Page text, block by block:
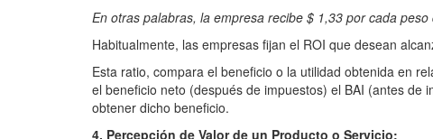
En otras palabras, la empresa recibe $ 1,33 por cada peso
Habitualmente, las empresas fijan el ROI que desean
Esta ratio, compara el beneficio o la utilidad obtenida en
el beneficio neto (después de impuestos) el BAI (antes
obtener dicho beneficio.
4. Percepción de Valor de un Producto o Servicio: